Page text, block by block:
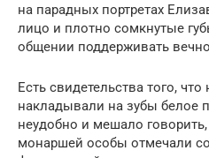
на парадных портретах
лицо и плотно сомкнутые
общении поддерживать
Есть свидетельства того,
накладывали на зубы белое
неудобно и мешало
монаршей особы отмечали